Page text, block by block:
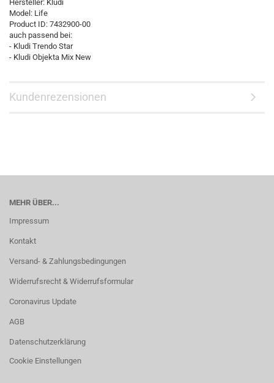
Hersteller: Kludi
Model: Life
Product ID: 7432900-00
auch passend bei:
- Kludi Trendo Star
- Kludi Objekta Mix New
Kundenrezensionen
MEHR ÜBER...
Impressum
Kontakt
Versand- & Zahlungsbedingungen
Widerrufsrecht & Widerrufsformular
Coronavirus Update
AGB
Datenschutzerklärung
Cookie Einstellungen